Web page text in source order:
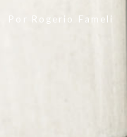
Por Rogerio Fameli